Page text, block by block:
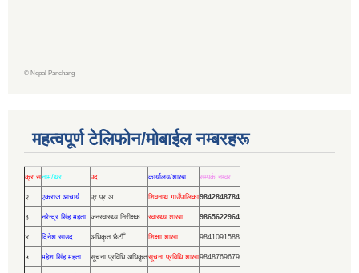
© Nepal Panchang
महत्वपूर्ण टेलिफोन/मोबाईल नम्बरहरू
क्र.सनाम/थर पद कार्यालय/शाखा सम्पर्क नम्वर
२ एकराज आचार्य प्र.प्र.अ. शिवनाथ गाउँपालिका9842848784
३ नरेन्द्र सिंह महता जनस्वास्थ्य निरीक्षक. स्वास्थ्य शाखा 9865622964
४ दिनेश साउद अधिकृत छैटौँ शिक्षाा शाखा 9841091588
५ महेश सिंह महता सूचना प्रविधि अधिकृतसूचना प्रविधि शाखा9848769679